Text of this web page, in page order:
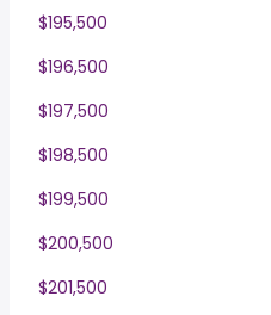
$195,500
$196,500
$197,500
$198,500
$199,500
$200,500
$201,500